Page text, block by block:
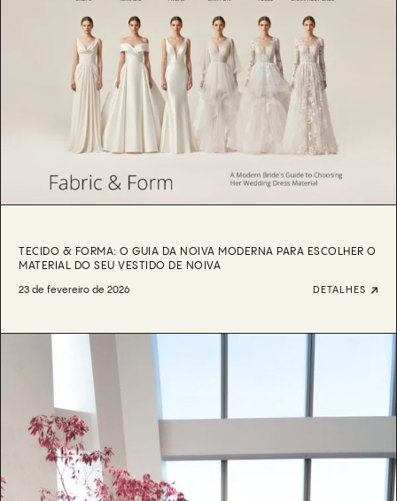
TECIDO & FORMA: O GUIA DA NOIVA MODERNA PARA ESCOLHER O
MATERIAL DO SEU VESTIDO DE NOIVA
23 de fevereiro de 2026 DETALHES